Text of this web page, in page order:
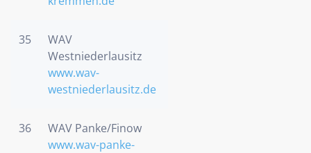
35
WAV
Westniederlausitz
www.wav-
westniederlausitz.de
36
WAV Panke/Finow
www.wav-panke-